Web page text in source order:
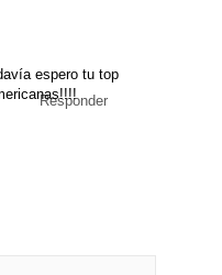
espero tu top
Responder